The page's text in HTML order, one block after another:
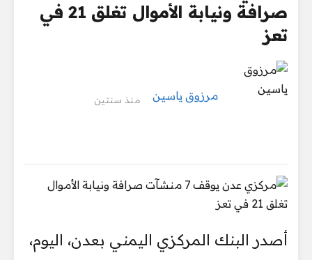
صرافة ونيابة الأموال تغلق 21 في
تعز
مرزوق ياسين منذ سنتين
أصدر البنك المركزي اليمني بعدن، اليوم،